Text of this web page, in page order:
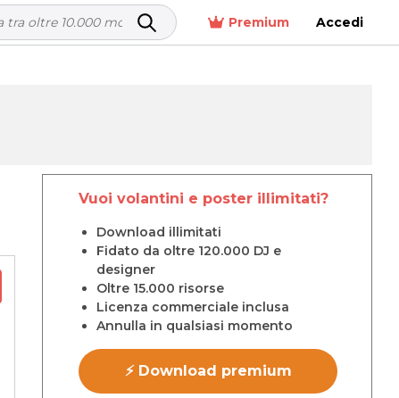
Premium Accedi
Vuoi volantini e poster illimitati?
Download illimitati
Fidato da oltre 120.000 DJ e
designer
Oltre 15.000 risorse
Licenza commerciale inclusa
Annulla in qualsiasi momento
⚡ Download premium